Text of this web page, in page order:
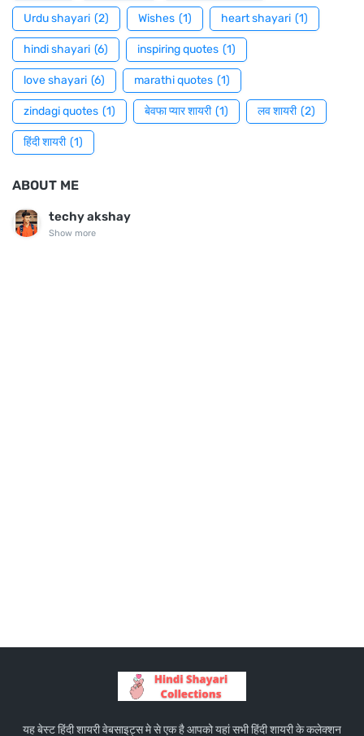
Urdu shayari (2) Wishes (1) heart shayari (1)
hindi shayari (6) inspiring quotes (1)
love shayari (6) marathi quotes (1)
zindagi quotes (1) बेवफा प्यार शायरी (1) लव शायरी (2)
हिंदी शायरी (1)
ABOUT ME
techy akshay
Show more
यह बेस्ट हिंदी शायरी वेबसाइट्स मे से एक है आपको यहां सभी हिंदी शायरी के कलेक्शन